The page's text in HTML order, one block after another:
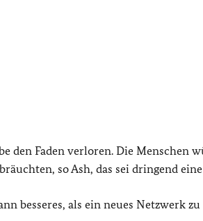
den Faden verloren. Die Menschen
so Ash, das sei dringend
besseres, als ein neues Netzwerk